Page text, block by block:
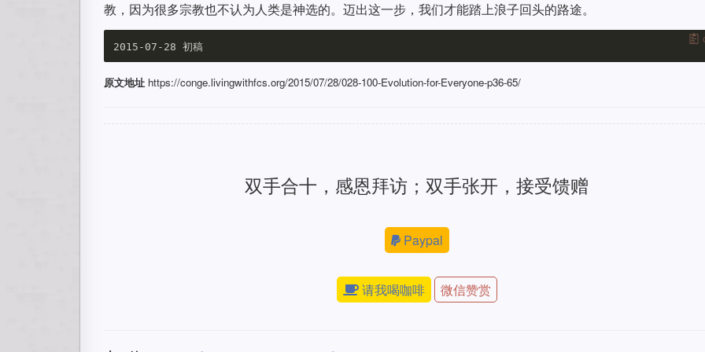
教，因为很多宗教也不认为人类是神选的。迈出这一步，我们才能踏上浪子回头的路途。
原文地址 https://conge.livingwithfcs.org/2015/07/28/028-100-Evolution-for-Everyone-p36-65/
双手合十，感恩拜访；双手张开，接受馈赠
Paypal
请我喝咖啡 微信赞赏